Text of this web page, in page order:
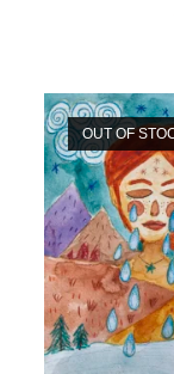
OUT OF